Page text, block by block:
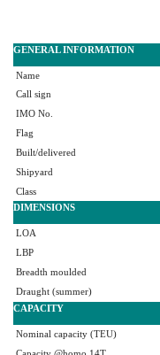
GENERAL INFORMATION
Name
Call sign
IMO No.
Flag
Built/delivered
Shipyard
Class
DIMENSIONS
LOA
LBP
Breadth moulded
Draught (summer)
CAPACITY
Nominal capacity (TEU)